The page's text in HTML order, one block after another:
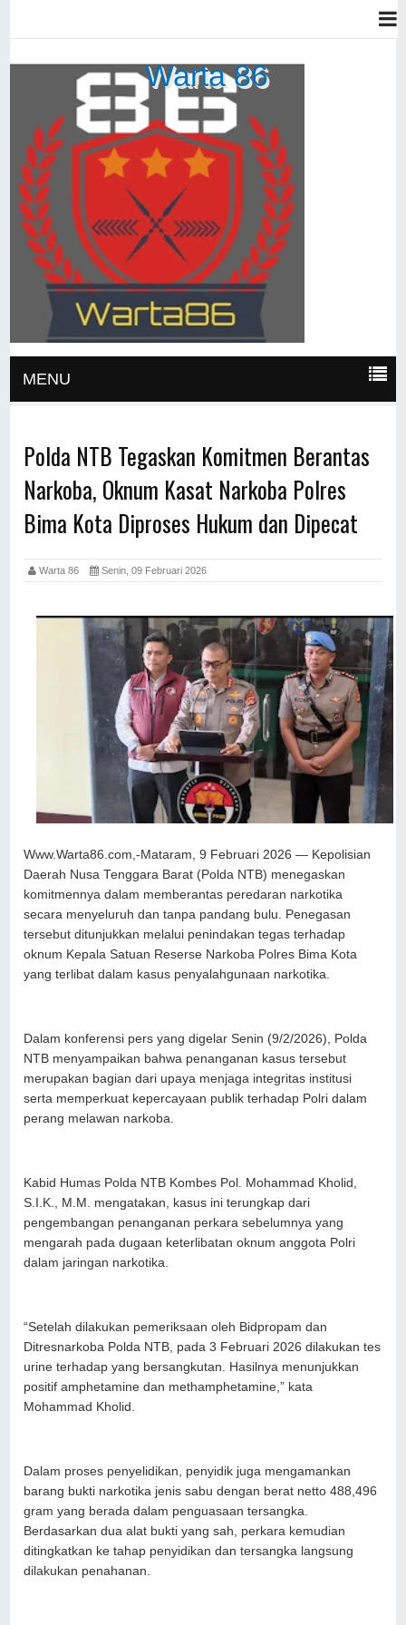
Warta 86
MENU
Polda NTB Tegaskan Komitmen Berantas
Narkoba, Oknum Kasat Narkoba Polres
Bima Kota Diproses Hukum dan Dipecat
Warta 86 Senin, 09 Februari 2026
Www.Warta86.com,-Mataram, 9 Februari 2026 — Kepolisian
Daerah Nusa Tenggara Barat (Polda NTB) menegaskan
komitmennya dalam memberantas peredaran narkotika
secara menyeluruh dan tanpa pandang bulu. Penegasan
tersebut ditunjukkan melalui penindakan tegas terhadap
oknum Kepala Satuan Reserse Narkoba Polres Bima Kota
yang terlibat dalam kasus penyalahgunaan narkotika.
Dalam konferensi pers yang digelar Senin (9/2/2026), Polda
NTB menyampaikan bahwa penanganan kasus tersebut
merupakan bagian dari upaya menjaga integritas institusi
serta memperkuat kepercayaan publik terhadap Polri dalam
perang melawan narkoba.
Kabid Humas Polda NTB Kombes Pol. Mohammad Kholid,
S.I.K., M.M. mengatakan, kasus ini terungkap dari
pengembangan penanganan perkara sebelumnya yang
mengarah pada dugaan keterlibatan oknum anggota Polri
dalam jaringan narkotika.
“Setelah dilakukan pemeriksaan oleh Bidpropam dan
Ditresnarkoba Polda NTB, pada 3 Februari 2026 dilakukan tes
urine terhadap yang bersangkutan. Hasilnya menunjukkan
positif amphetamine dan methamphetamine,” kata
Mohammad Kholid.
Dalam proses penyelidikan, penyidik juga mengamankan
barang bukti narkotika jenis sabu dengan berat netto 488,496
gram yang berada dalam penguasaan tersangka.
Berdasarkan dua alat bukti yang sah, perkara kemudian
ditingkatkan ke tahap penyidikan dan tersangka langsung
dilakukan penahanan.